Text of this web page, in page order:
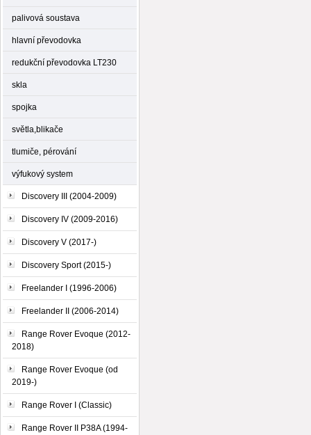
palivová soustava
hlavní převodovka
redukční převodovka LT230
skla
spojka
světla,blikače
tlumiče, pérování
výfukový system
Discovery III (2004-2009)
Discovery IV (2009-2016)
Discovery V (2017-)
Discovery Sport (2015-)
Freelander I (1996-2006)
Freelander II (2006-2014)
Range Rover Evoque (2012-
2018)
Range Rover Evoque (od
2019-)
Range Rover I (Classic)
Range Rover II P38A (1994-